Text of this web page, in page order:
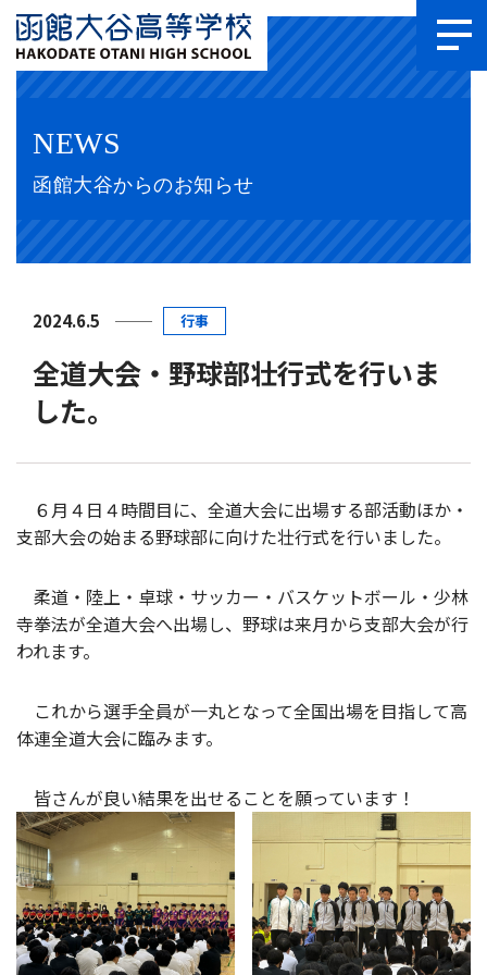
NEWS
函館大谷からのお知らせ
2024.6.5 行事
全道大会・野球部壮行式を行いま
した。
６月４日４時間目に、全道大会に出場する部活動ほか・
支部大会の始まる野球部に向けた壮行式を行いました。
柔道・陸上・卓球・サッカー・バスケットボール・少林
寺拳法が全道大会へ出場し、野球は来月から支部大会が行
われます。
これから選手全員が一丸となって全国出場を目指して高
体連全道大会に臨みます。
皆さんが良い結果を出せることを願っています！